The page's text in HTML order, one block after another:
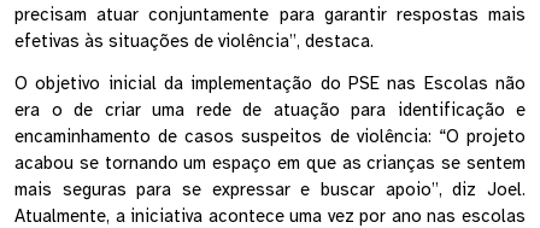
precisam atuar conjuntamente para garantir respostas mais
efetivas às situações de violência”, destaca.
O objetivo inicial da implementação do PSE nas Escolas não
era o de criar uma rede de atuação para identificação e
encaminhamento de casos suspeitos de violência: “O projeto
acabou se tornando um espaço em que as crianças se sentem
mais seguras para se expressar e buscar apoio”, diz Joel.
Atualmente, a iniciativa acontece uma vez por ano nas escolas